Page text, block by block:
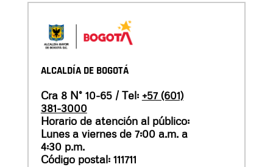
ALCALDÍA DE BOGOTÁ
Cra 8 N° 10-65 / Tel: +57 (601)
381-3000
Horario de atención al público:
Lunes a viernes de 7:00 a.m. a
4:30 p.m.
Código postal: 111711